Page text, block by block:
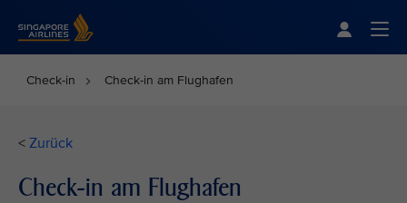
Check-in Check-in am Flughafen
< Zurück
Check-in am Flughafen